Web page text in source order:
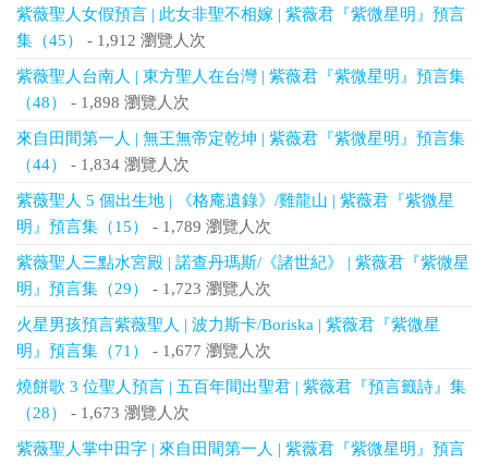
紫薇聖人女假預言 | 此女非聖不相嫁 | 紫薇君『紫微星明』預言
集（45）
- 1,912 瀏覽人次
紫薇聖人台南人 | 東方聖人在台灣 | 紫薇君『紫微星明』預言集
（48）
- 1,898 瀏覽人次
來自田間第一人 | 無王無帝定乾坤 | 紫薇君『紫微星明』預言集
（44）
- 1,834 瀏覽人次
紫薇聖人 5 個出生地 | 《格庵遺錄》/雞龍山 | 紫薇君『紫微星
明』預言集（15）
- 1,789 瀏覽人次
紫薇聖人三點水宮殿 | 諾查丹瑪斯/《諸世紀》 | 紫薇君『紫微星
明』預言集（29）
- 1,723 瀏覽人次
火星男孩預言紫薇聖人 | 波力斯卡/Boriska | 紫薇君『紫微星
明』預言集（71）
- 1,677 瀏覽人次
燒餅歌 3 位聖人預言 | 五百年間出聖君 | 紫薇君『預言籤詩』集
（28）
- 1,673 瀏覽人次
紫薇聖人掌中田字 | 來自田間第一人 | 紫薇君『紫微星明』預言